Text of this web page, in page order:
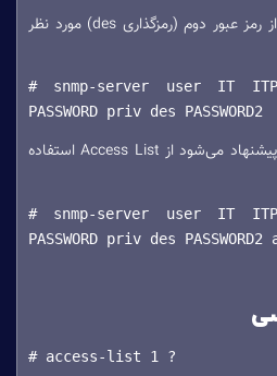
، از رمز عبور دوم (رمزگذاری des) مورد نظر
# snmp-server user IT
PASSWORD priv des PASSWORD2
جهت بالا بردن امنیت بیشتر، پیشنهاد می‌شود از Access List استفاده
# snmp-server user IT
PASSWORD priv des
# access-list 1 ?